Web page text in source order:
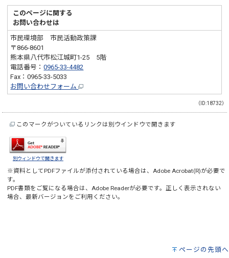
このページに関する
お問い合わせは
市民環境部 市民活動政策課
〒866-8601
熊本県八代市松江城町1-25 5階
電話番号：0965-33-4482
Fax：0965-33-5033
お問い合わせフォーム
（ID:18732）
このマークがついているリンクは別ウインドウで開きます
別ウィンドウで開きます
※資料としてPDFファイルが添付されている場合は、 Adobe Acrobat(R)が必要で
す。
PDF書類をご覧になる場合は、 Adobe Readerが必要です。正しく表示されない
場合、最新バージョンをご利用ください。
ページの先頭へ